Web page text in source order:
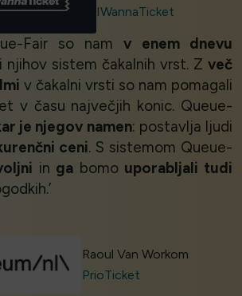
IWannaTicket
Fair so nam v
enem dnevu
njihov sistem čakalnih vrst. Z več
v čakalni vrsti so nam pomagali
v času največjih konic. Queue-
je njegov namen: postavlja ljudi
ceni. S sistemom Queue-
in ga bomo uporabljali tudi
Raoul Van Workom
PrioTicket